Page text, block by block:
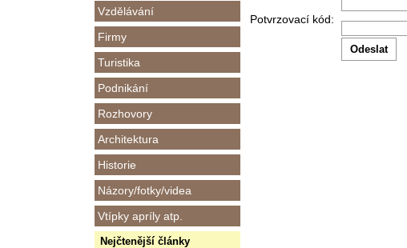
Vzdělávání
Firmy
Turistika
Podnikání
Rozhovory
Architektura
Historie
Názory/fotky/videa
Vtípky apríly atp.
Nejčtenější články
Potvrzovací kód: